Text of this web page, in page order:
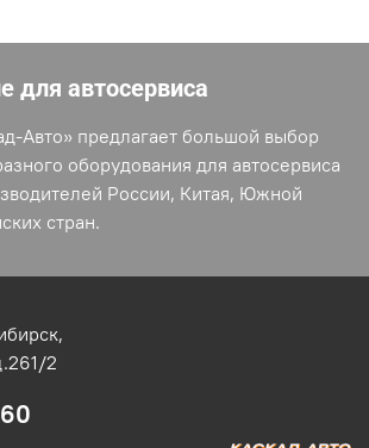
для автосервиса
Авто» предлагает большой выбор
оборудования для автосервиса
России, Китая, Южной
стран.
2